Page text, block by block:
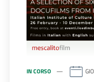
IN CORSO